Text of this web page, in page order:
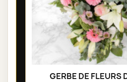
GERBE DE FLEURS